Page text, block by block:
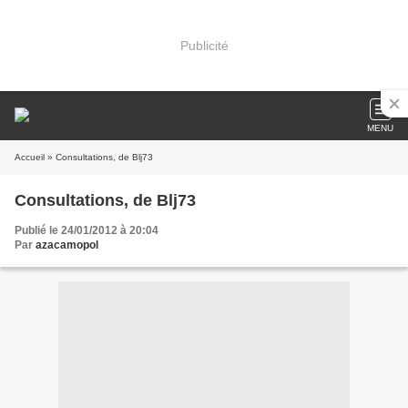
Publicité
MENU
Accueil » Consultations, de Blj73
Consultations, de Blj73
Publié le 24/01/2012 à 20:04
Par azacamopol